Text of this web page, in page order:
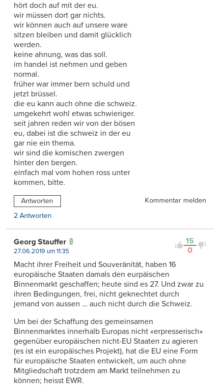
hört doch auf mit der eu.
wir müssen dort gar nichts.
wir können auch auf unsere ware
sitzen bleiben und damit glücklich
werden.
keine ahnung, was das soll.
im handel ist nehmen und geben
normal.
früher war immer bern schuld und
jetzt brüssel.
die eu kann auch ohne die schweiz.
umgekehrt wohl etwas schwieriger.
seit jahren reden wir von der bösen
eu, dabei ist die schweiz in der eu
gar nie ein thema.
wir sind die komischen zwergen
hinter den bergen.
einfach mal vom hohen ross unter
kommen, bitte.
Antworten
Kommentar melden
2 Antworten
15
0
Georg Stauffer
27.06.2019 um 11:35
Macht ihrer Freiheit und Souveränität, haben 16
europäische Staaten damals den eurpäischen
Binnenmarkt geschaffen; heute sind es 27. Und zwar zu
ihren Bedingungen, frei, nicht geknechtet durch
jemand von aussen … auch nicht durch die Schweiz.
Um bei der Schaffung des gemeinsamen
Binnenmarktes innerhalb Europas nicht «erpresserisch»
gegenüber europäischen nicht-EU Staaten zu agieren
(es ist ein europäisches Projekt), hat die EU eine Form
für europäische Staaten entwickelt, um auch ohne
Mitgliedschaft trotzdem am Markt teilnehmen zu
können; heisst EWR.